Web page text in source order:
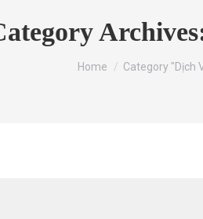
You are here:
Home Category "Dịch